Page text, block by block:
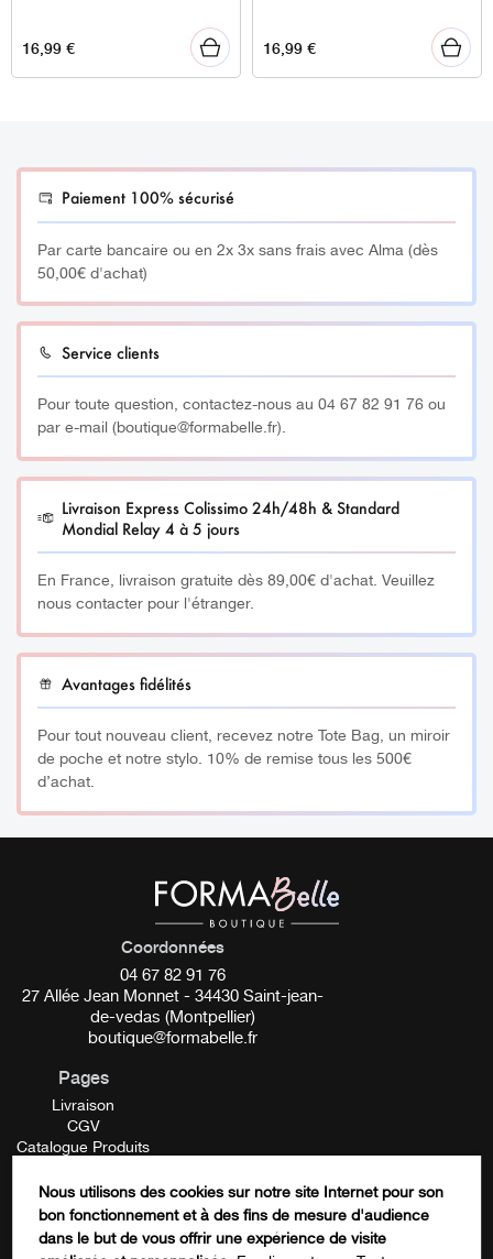
16,99€ 16,99€
Paiement 100% sécurisé
Par carte bancaire ou en 2x 3x sans frais avec Alma (dès
50,00€ d'achat)
Service clients
Pour toute question, contactez-nous au 04 67 82 91 76 ou
par e-mail (boutique@formabelle.fr).
Livraison Express Colissimo 24h/48h & Standard
Mondial Relay 4 à 5 jours
En France, livraison gratuite dès 89,00€ d'achat. Veuillez
nous contacter pour l'étranger.
Avantages fidélités
Pour tout nouveau client, recevez notre Tote Bag, un miroir
de poche et notre stylo. 10% de remise tous les 500€
d’achat.
Company
Coordonnées
04 67 82 91 76
27 Allée Jean Monnet - 34430 Saint-jean-
de-vedas (Montpellier)
boutique@formabelle.fr
Pages
Livraison
CGV
Catalogue Produits
Contactez-nous
FORMATION
Nous utilisons des cookies sur notre site Internet pour son
bon fonctionnement et à des fins de mesure d'audience
dans le but de vous offrir une expérience de visite